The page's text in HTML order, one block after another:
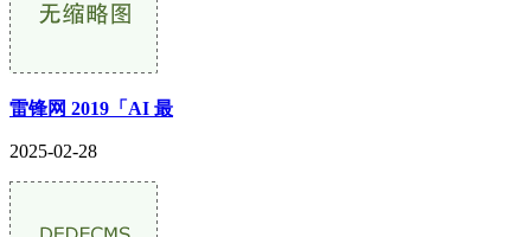
雷锋网 2019「AI 最
2025-02-28